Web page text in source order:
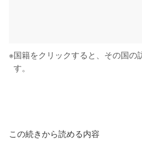
※国籍をクリックすると、その国の
す。
この続きから読める内容